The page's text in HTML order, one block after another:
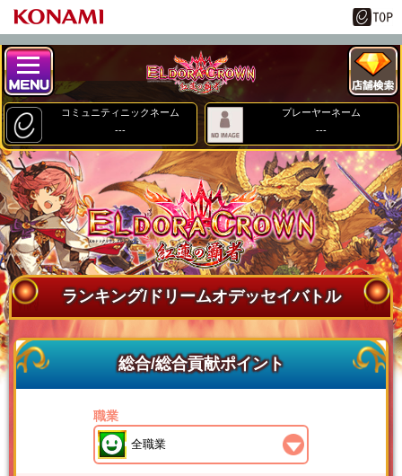
コミュニティニックネーム
---
プレーヤーネーム
---
ランキング/ドリームオデッセイバトル
総合/総合貢献ポイント
職業